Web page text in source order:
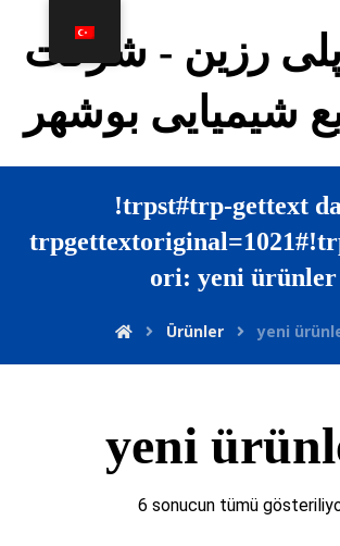
پلی رزین - شرکت
شیمیایی بوشهر
!trpst#trp-gettext
ori: yeni ürünler
Ürünler yeni
yeni
6 sonucun tümü